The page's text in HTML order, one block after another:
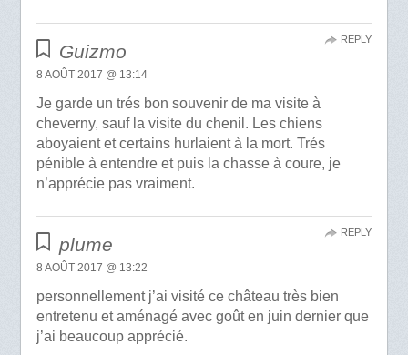
Guizmo
8 AOÛT 2017 @ 13:14
Je garde un trés bon souvenir de ma visite à
cheverny, sauf la visite du chenil. Les chiens
aboyaient et certains hurlaient à la mort. Trés
pénible à entendre et puis la chasse à coure, je
n’apprécie pas vraiment.
REPLY
plume
8 AOÛT 2017 @ 13:22
personnellement j’ai visité ce château très bien
entretenu et aménagé avec goût en juin dernier que
j’ai beaucoup apprécié.
REPLY